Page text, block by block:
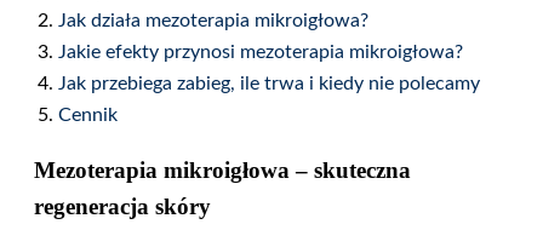
Jak działa mezoterapia mikroigłowa?
Jakie efekty przynosi mezoterapia mikroigłowa?
Jak przebiega zabieg, ile trwa i kiedy nie polecamy
Cennik
Mezoterapia mikroigłowa – skuteczna
regeneracja skóry